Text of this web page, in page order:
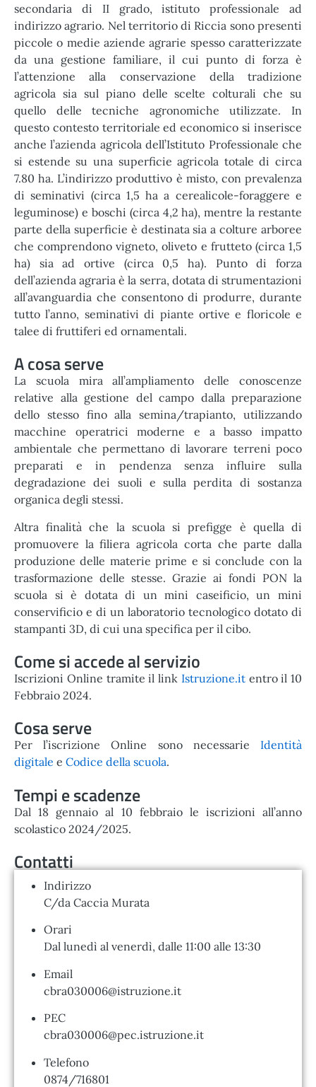
secondaria di II grado, istituto professionale ad
indirizzo agrario. Nel territorio di Riccia sono presenti
piccole o medie aziende agrarie spesso caratterizzate
da una gestione familiare, il cui punto di forza è
l’attenzione alla conservazione della tradizione
agricola sia sul piano delle scelte colturali che su
quello delle tecniche agronomiche utilizzate. In
questo contesto territoriale ed economico si inserisce
anche l’azienda agricola dell’Istituto Professionale che
si estende su una superficie agricola totale di circa
7.80 ha. L’indirizzo produttivo è misto, con prevalenza
di seminativi (circa 1,5 ha a cerealicole-foraggere e
leguminose) e boschi (circa 4,2 ha), mentre la restante
parte della superficie è destinata sia a colture arboree
che comprendono vigneto, oliveto e frutteto (circa 1,5
ha) sia ad ortive (circa 0,5 ha). Punto di forza
dell’azienda agraria è la serra, dotata di strumentazioni
all’avanguardia che consentono di produrre, durante
tutto l’anno, seminativi di piante ortive e floricole e
talee di fruttiferi ed ornamentali.
A cosa serve
La scuola mira all’ampliamento delle conoscenze
relative alla gestione del campo dalla preparazione
dello stesso fino alla semina/trapianto, utilizzando
macchine operatrici moderne e a basso impatto
ambientale che permettano di lavorare terreni poco
preparati e in pendenza senza influire sulla
degradazione dei suoli e sulla perdita di sostanza
organica degli stessi.
Altra finalità che la scuola si prefigge è quella di
promuovere la filiera agricola corta che parte dalla
produzione delle materie prime e si conclude con la
trasformazione delle stesse. Grazie ai fondi PON la
scuola si è dotata di un mini caseificio, un mini
conservificio e di un laboratorio tecnologico dotato di
stampanti 3D, di cui una specifica per il cibo.
Come si accede al servizio
Iscrizioni Online tramite il link Istruzione.itentro il 10
Febbraio 2024.
Cosa serve
Per l’iscrizione Online sono necessarie Identità
digitale e Codice della scuola.
Tempi e scadenze
Dal 18 gennaio al 10 febbraio le iscrizioni all’anno
scolastico 2024/2025.
Contatti
Indirizzo
C/da Caccia Murata
Orari
Dal lunedì al venerdì, dalle 11:00 alle 13:30
Email
cbra030006@istruzione.it
PEC
cbra030006@pec.istruzione.it
Telefono
0874/716801